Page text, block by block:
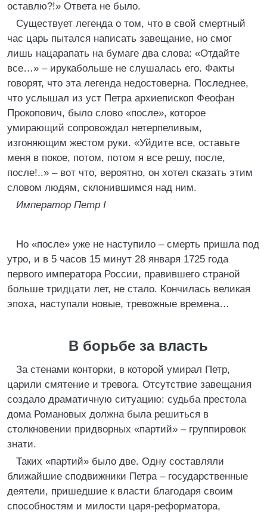
оставлю?!» Ответа не было.
Существует легенда о том, что в свой смертный
час царь пытался написать завещание, но смог
лишь нацарапать на бумаге два слова: «Отдайте
все…» – ирукабольше не слушалась его. Факты
говорят, что эта легенда недостоверна. Последнее,
что услышал из уст Петра архиепископ Феофан
Прокопович, было слово «после», которое
умирающий сопровождал нетерпеливым,
изгоняющим жестом руки. «Уйдите все, оставьте
меня в покое, потом, потом я все решу, после,
после!..» – вот что, вероятно, он хотел сказать этим
словом людям, склонившимся над ним.
Император Петр I
Но «после» уже не наступило – смерть пришла под
утро, и в 5 часов 15 минут 28 января 1725 года
первого императора России, правившего страной
больше тридцати лет, не стало. Кончилась великая
эпоха, наступали новые, тревожные времена…
В борьбе за власть
За стенами конторки, в которой умирал Петр,
царили смятение и тревога. Отсутствие завещания
создало драматичную ситуацию: судьба престола
дома Романовых должна была решиться в
столкновении придворных «партий» – группировок
знати.
Таких «партий» было две. Одну составляли
ближайшие сподвижники Петра – государственные
деятели, пришедшие к власти благодаря своим
способностям и милости царя-реформатора,